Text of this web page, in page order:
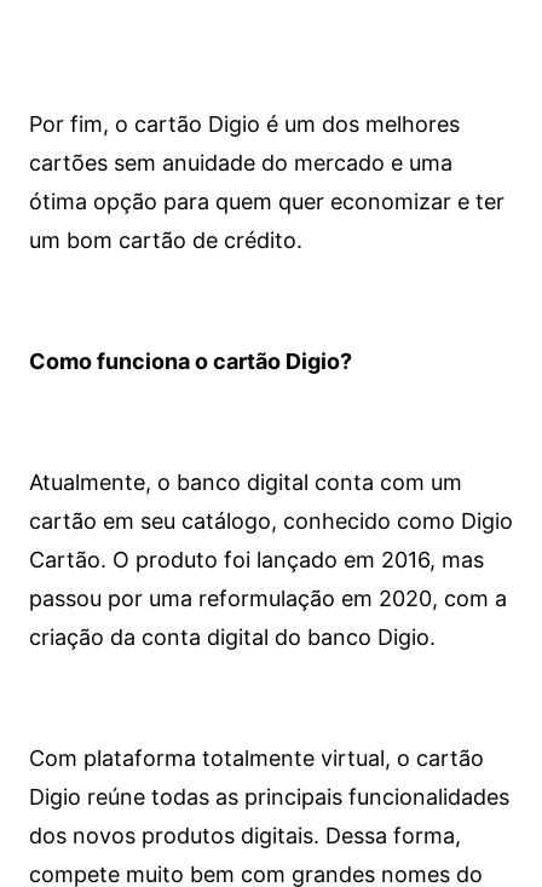
Por fim, o cartão Digio é um dos melhores
cartões sem anuidade do mercado e uma
ótima opção para quem quer economizar e ter
um bom cartão de crédito.
Como funciona o cartão Digio?
Atualmente, o banco digital conta com um
cartão em seu catálogo, conhecido como Digio
Cartão. O produto foi lançado em 2016, mas
passou por uma reformulação em 2020, com a
criação da conta digital do banco Digio.
Com plataforma totalmente virtual, o cartão
Digio reúne todas as principais funcionalidades
dos novos produtos digitais. Dessa forma,
compete muito bem com grandes nomes do